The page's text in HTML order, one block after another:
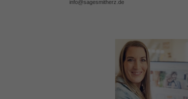
info@sagesmitherz.de